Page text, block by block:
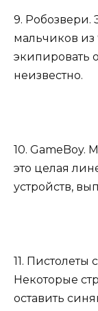
9. Робозвери.
мальчиков
экипировать
неизвестно.
10. GameBoy.
это целая
устройств,
11. Пистолеты
Некоторые
оставить